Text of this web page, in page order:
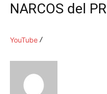
NARCOS del
YouTube